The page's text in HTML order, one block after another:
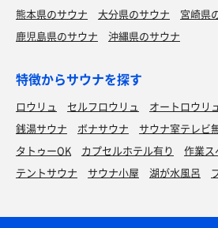
熊本県のサウナ
大分県のサウナ
宮崎県
鹿児島県のサウナ
沖縄県のサウナ
特徴からサウナを探す
ロウリュ セルフロウリュ オートロウリ
銭湯サウナ
ボナサウナ サウナ室テレビ
タトゥーOK
カプセルホテル有り
作業ス
テントサウナ
サウナ小屋 湖が水風呂